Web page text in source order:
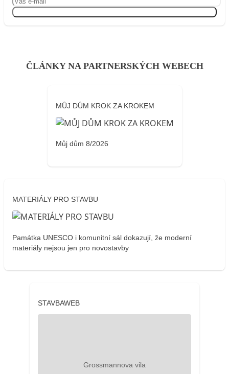
ČLÁNKY NA PARTNERSKÝCH WEBECH
MŮJ DŮM KROK ZA KROKEM
Můj dům 8/2026
MATERIÁLY PRO STAVBU
Památka UNESCO i komunitní sál dokazují, že moderní
materiály nejsou jen pro novostavby
STAVBAWEB